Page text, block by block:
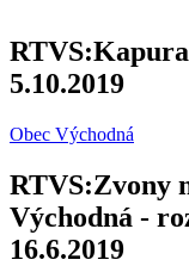
5.10.2019
Obec Východná
RTVS:Zvony
Východná -
16.6.2019